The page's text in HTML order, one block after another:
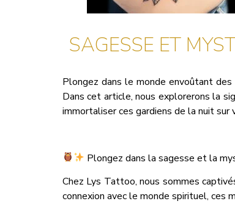
SAGESSE ET
Plongez dans le monde envoûtant
Dans cet article, nous explorerons la
immortaliser ces gardiens de la nuit sur
Plongez dans la sagesse et la
Chez Lys Tattoo, nous sommes
connexion avec le monde spirituel, ces